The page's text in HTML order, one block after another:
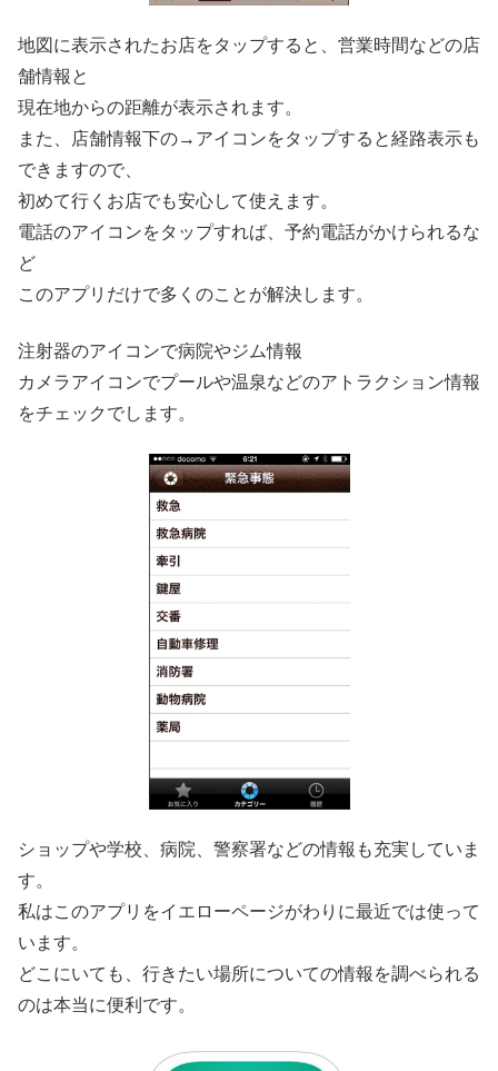
地図に表示されたお店をタップすると、営業時間などの店
舗情報と
現在地からの距離が表示されます。
また、店舗情報下の→アイコンをタップすると経路表示も
できますので、
初めて行くお店でも安心して使えます。
電話のアイコンをタップすれば、予約電話がかけられるな
ど
このアプリだけで多くのことが解決します。
注射器のアイコンで病院やジム情報
カメラアイコンでプールや温泉などのアトラクション情報
をチェックでします。
ショップや学校、病院、警察署などの情報も充実していま
す。
私はこのアプリをイエローページがわりに最近では使って
います。
どこにいても、行きたい場所についての情報を調べられる
のは本当に便利です。